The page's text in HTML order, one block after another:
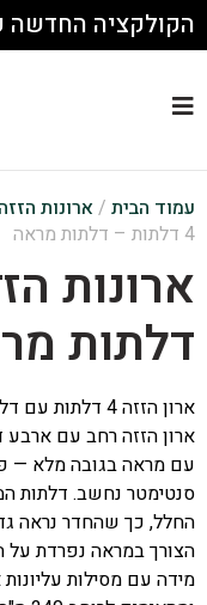
הקולקציה החדשה
עמוד הבית / ארונות הזזה
4 דלתות – דלתות מראה
דלתות
ארון הזזה 4 דלתות עם דלתות מראה
ארון הזזה רחב עם
עם מראה בגובה מלא —
סנטימטר נחשב. דלתות
החלל, כך שהחדר נראה
הצורך במראה נפרדת על
מידה עם מסילות